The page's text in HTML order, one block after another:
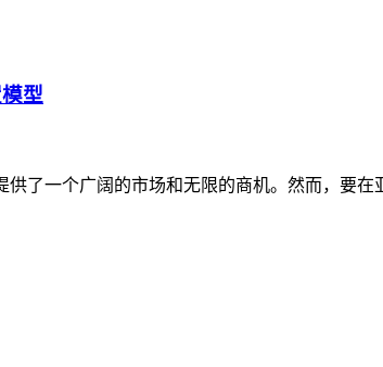
型
了一个广阔的市场和无限的商机。然而，要